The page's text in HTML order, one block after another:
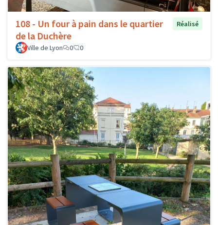
108 - Un four à pain dans le quartier
de la Duchère
Réalisé
Ville de Lyon 0 0